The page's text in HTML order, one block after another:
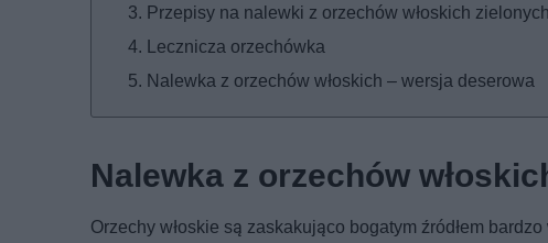
Przepisy na nalewki z orzechów włoskich
Lecznicza orzechówka
Nalewka z orzechów włoskich – wersja deserowa
Nalewka z orzechów
Orzechy włoskie są zaskakująco bogatym źródłem